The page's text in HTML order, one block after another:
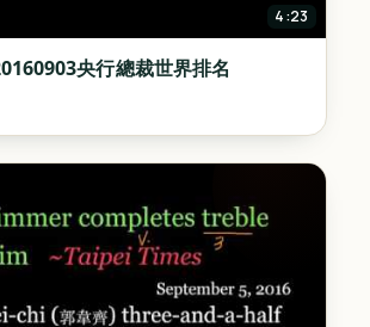
4:23
央行總裁世界排名